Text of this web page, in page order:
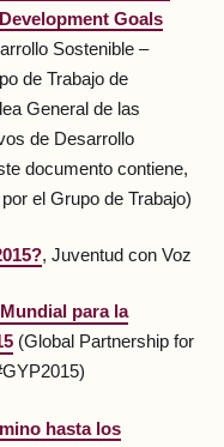
Goals
Sostenible –
de Trabajo de
General de las
de Desarrollo
documento contiene,
el Grupo de Trabajo)
, Juventud con Voz
para la
(Global Partnership for
hasta los